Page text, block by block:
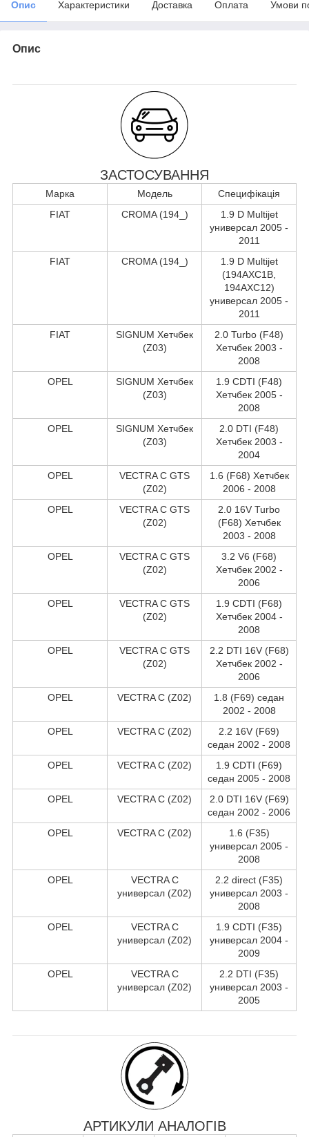
Опис Характеристики Доставка Оплата Умови
Опис
ЗАСТОСУВАННЯ
Марка Модель
Специфікація
FIAT
CROMA (194_)
1.9 D Multijet
универсал 2005 -
2011
FIAT
CROMA (194_)
1.9 D Multijet
(194AXC1B,
194AXC12)
универсал 2005 -
2011
FIAT
SIGNUM Хетчбек
(Z03)
2.0 Turbo (F48)
Хетчбек 2003 -
2008
OPEL
SIGNUM Хетчбек
(Z03)
1.9 CDTI (F48)
Хетчбек 2005 -
2008
OPEL
SIGNUM Хетчбек
(Z03)
2.0 DTI (F48)
Хетчбек 2003 -
2004
OPEL
VECTRA C GTS
(Z02)
1.6 (F68) Хетчбек
2006 - 2008
OPEL
VECTRA C GTS
(Z02)
2.0 16V Turbo
(F68) Хетчбек
2003 - 2008
OPEL
VECTRA C GTS
(Z02)
3.2 V6 (F68)
Хетчбек 2002 -
2006
OPEL
VECTRA C GTS
(Z02)
1.9 CDTI (F68)
Хетчбек 2004 -
2008
OPEL
VECTRA C GTS
(Z02)
2.2 DTI 16V (F68)
Хетчбек 2002 -
2006
OPEL
VECTRA C (Z02)
1.8 (F69) седан
2002 - 2008
OPEL
VECTRA C (Z02)
2.2 16V (F69)
седан 2002 - 2008
OPEL
VECTRA C (Z02)
1.9 CDTI (F69)
седан 2005 - 2008
OPEL
VECTRA C (Z02)
2.0 DTI 16V (F69)
седан 2002 - 2006
OPEL
VECTRA C (Z02)
1.6 (F35)
универсал 2005 -
2008
OPEL
VECTRA C
универсал (Z02)
2.2 direct (F35)
универсал 2003 -
2008
OPEL
VECTRA C
универсал (Z02)
1.9 CDTI (F35)
универсал 2004 -
2009
OPEL
VECTRA C
универсал (Z02)
2.2 DTI (F35)
универсал 2003 -
2005
АРТИКУЛИ АНАЛОГІВ